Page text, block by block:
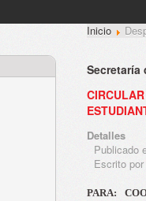
Inicio
Secretaría
Detalles
Publicado
Escrito
PARA: